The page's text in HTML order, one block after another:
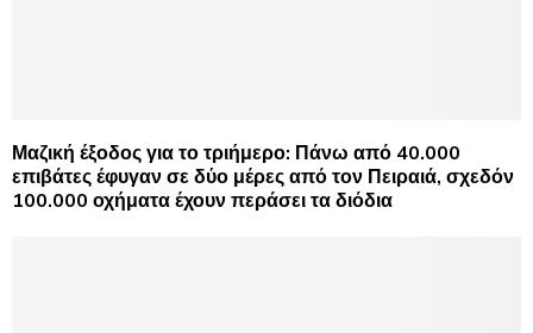
Μαζική έξοδος για το τριήμερο: Πάνω από 40.000
επιβάτες έφυγαν σε δύο μέρες από τον Πειραιά, σχεδόν
100.000 οχήματα έχουν περάσει τα διόδια